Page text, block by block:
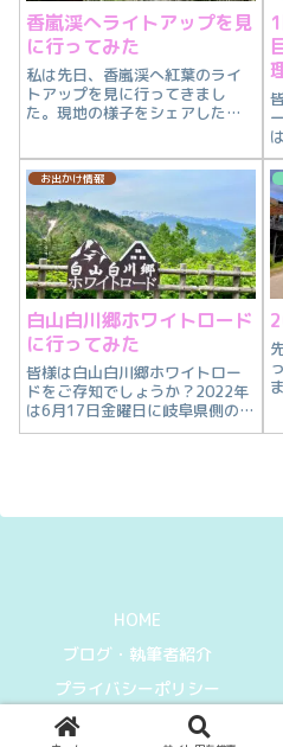
香嵐渓へライトアップを見
に行ってみた
私は先日、香嵐渓へ紅葉のライ
トアップを見に行ってきまし
た。現地の様子をシェアしたい
お出かけ情報
白山白川郷ホワイトロード
に行ってみた
皆様は白山白川郷ホワイトロー
ドをご存知でしょうか？2022年
は6月17日金曜日に岐阜県側の冬
期通行止めが解除となり全面開
HOME
ブログ・執筆者紹介
プライバシーポリシー
© 2021-2026 Can I